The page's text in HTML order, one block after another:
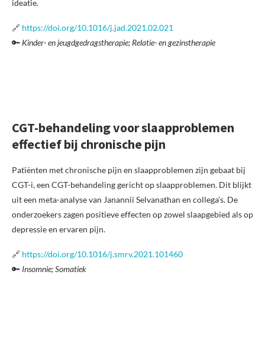
ideatie.
🔗 https://doi.org/10.1016/j.jad.2021.02.021
🔑 Kinder- en jeugdgedragstherapie; Relatie- en gezinstherapie
CGT-behandeling voor slaapproblemen
effectief bij chronische pijn
Patiënten met chronische pijn en slaapproblemen zijn gebaat bij
CGT-i, een CGT-behandeling gericht op slaapproblemen. Dit blijkt
uit een meta-analyse van Janannii Selvanathan en collega’s. De
onderzoekers zagen positieve effecten op zowel slaapgebied als op
depressie en ervaren pijn.
🔗 https://doi.org/10.1016/j.smrv.2021.101460
🔑 Insomnie; Somatiek